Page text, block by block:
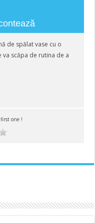
de spălat vase cu o
va scăpa de rutina de a
one !